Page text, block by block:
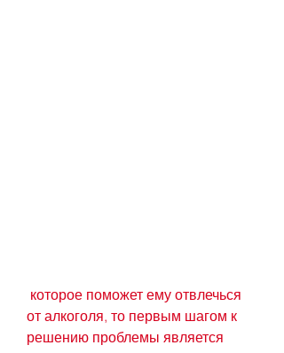
от алкоголя, то первым шагом к
решению проблемы является